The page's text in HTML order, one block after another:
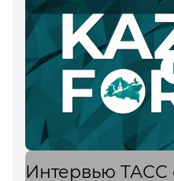
Интервью